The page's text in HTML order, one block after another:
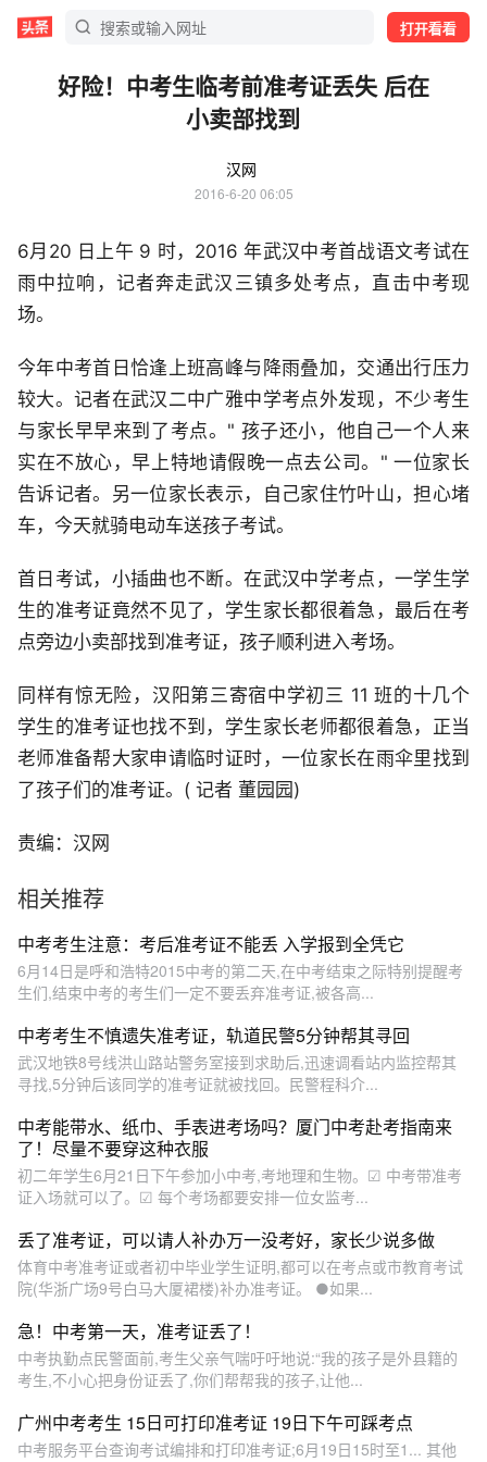
打开看看
好险！中考生临考前准考证丢失 后在
小卖部找到
汉网
2016-6-20 06:05
6月20 日上午 9 时，2016 年武汉中考首战语文考试在
雨中拉响，记者奔走武汉三镇多处考点，直击中考现
场。
今年中考首日恰逢上班高峰与降雨叠加，交通出行压力
较大。记者在武汉二中广雅中学考点外发现，不少考生
与家长早早来到了考点。" 孩子还小，他自己一个人来
实在不放心，早上特地请假晚一点去公司。" 一位家长
告诉记者。另一位家长表示，自己家住竹叶山，担心堵
车，今天就骑电动车送孩子考试。
首日考试，小插曲也不断。在武汉中学考点，一学生学
生的准考证竟然不见了，学生家长都很着急，最后在考
点旁边小卖部找到准考证，孩子顺利进入考场。
同样有惊无险，汉阳第三寄宿中学初三 11 班的十几个
学生的准考证也找不到，学生家长老师都很着急，正当
老师准备帮大家申请临时证时，一位家长在雨伞里找到
了孩子们的准考证。( 记者 董园园)
责编：汉网
相关推荐
中考考生注意：考后准考证不能丢 入学报到全凭它
6月14日是呼和浩特2015中考的第二天,在中考结束之际特别提醒考
生们,结束中考的考生们一定不要丢弃准考证,被各高...
中考考生不慎遗失准考证，轨道民警5分钟帮其寻回
武汉地铁8号线洪山路站警务室接到求助后,迅速调看站内监控帮其
寻找,5分钟后该同学的准考证就被找回。民警程科介...
中考能带水、纸巾、手表进考场吗？厦门中考赴考指南来
了！尽量不要穿这种衣服
初二年学生6月21日下午参加小中考,考地理和生物。☑ 中考带准考
证入场就可以了。☑ 每个考场都要安排一位女监考...
丢了准考证，可以请人补办万一没考好，家长少说多做
体育中考准考证或者初中毕业学生证明,都可以在考点或市教育考试
院(华浙广场9号白马大厦裙楼)补办准考证。 ●如果...
急！中考第一天，准考证丢了！
中考执勤点民警面前,考生父亲气喘吁吁地说:“我的孩子是外县籍的
考生,不小心把身份证丢了,你们帮帮我的孩子,让他...
广州中考考生 15日可打印准考证 19日下午可踩考点
中考服务平台查询考试编排和打印准考证;6月19日15时至1... 其他